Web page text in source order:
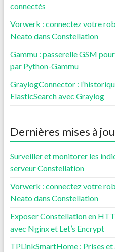
connectés
Vorwerk : connectez votre
Neato dans Constellation
Gammu : passerelle GSM
par Python-Gammu
GraylogConnector :
ElasticSearch avec Graylog
Dernières mises à
Surveiller et monitorer les
serveur Constellation
Vorwerk : connectez votre
Neato dans Constellation
Exposer Constellation en
avec Nginx et Let’s Encrypt
TPLinkSmartHome : Prises